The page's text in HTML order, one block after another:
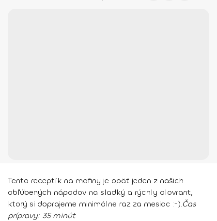
Tento receptík na mafiny je opäť jeden z našich
obľúbených nápadov na sladký a rýchly olovrant,
ktorý si doprajeme minimálne raz za mesiac :-).Čas
prípravy: 35 minút